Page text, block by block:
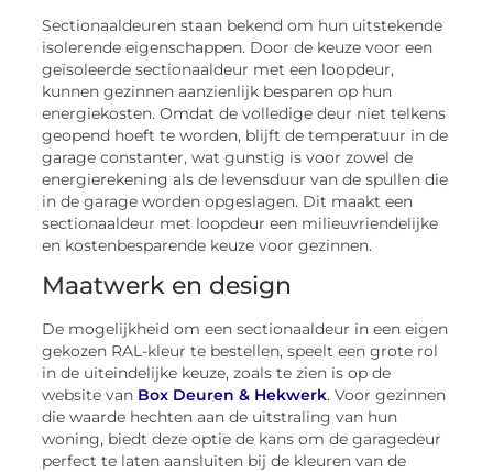
Sectionaaldeuren staan bekend om hun uitstekende
isolerende eigenschappen. Door de keuze voor een
geïsoleerde sectionaaldeur met een loopdeur,
kunnen gezinnen aanzienlijk besparen op hun
energiekosten. Omdat de volledige deur niet telkens
geopend hoeft te worden, blijft de temperatuur in de
garage constanter, wat gunstig is voor zowel de
energierekening als de levensduur van de spullen die
in de garage worden opgeslagen. Dit maakt een
sectionaaldeur met loopdeur een milieuvriendelijke
en kostenbesparende keuze voor gezinnen.
Maatwerk en design
De mogelijkheid om een sectionaaldeur in een eigen
gekozen RAL-kleur te bestellen, speelt een grote rol
in de uiteindelijke keuze, zoals te zien is op de
website van Box Deuren & Hekwerk. Voor gezinnen
die waarde hechten aan de uitstraling van hun
woning, biedt deze optie de kans om de garagedeur
perfect te laten aansluiten bij de kleuren van de